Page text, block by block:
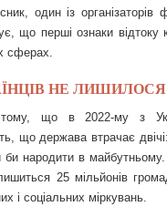
один із
що перші ознаки
сферах.
НЕ ЛИШИЛОСЯ
що в 2022-му з
що держава втрачає
би народити в
25 мільйонів
і соціальних міркувань.